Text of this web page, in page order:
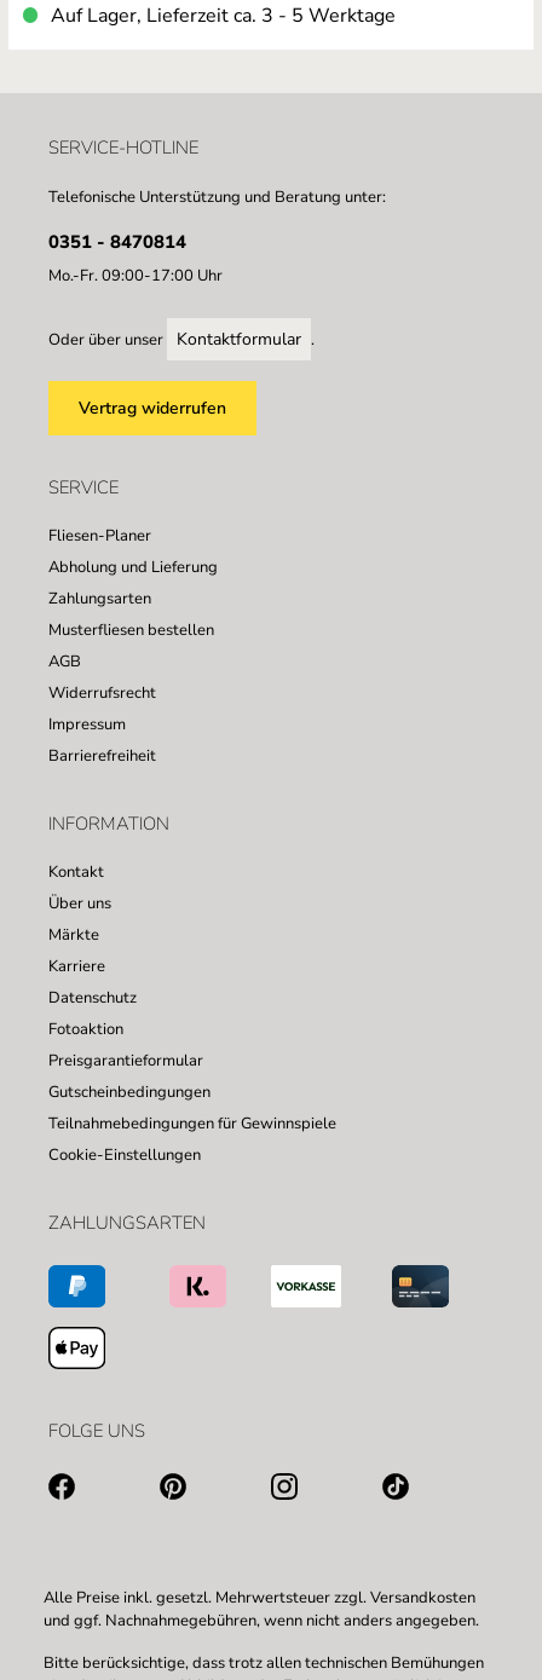
Auf Lager, Lieferzeit ca. 3 - 5 Werktage
SERVICE-HOTLINE
Telefonische Unterstützung und Beratung unter:
0351 - 8470814
Mo.-Fr. 09:00-17:00 Uhr
Oder über unser Kontaktformular .
Vertrag widerrufen
SERVICE
Fliesen-Planer
Abholung und Lieferung
Zahlungsarten
Musterfliesen bestellen
AGB
Widerrufsrecht
Impressum
Barrierefreiheit
INFORMATION
Kontakt
Über uns
Märkte
Karriere
Datenschutz
Fotoaktion
Preisgarantieformular
Gutscheinbedingungen
Teilnahmebedingungen für Gewinnspiele
Cookie-Einstellungen
ZAHLUNGSARTEN
FOLGE UNS
Alle Preise inkl. gesetzl. Mehrwertsteuer zzgl.Versandkosten
und ggf. Nachnahmegebühren, wenn nicht anders angegeben.
Bitte berücksichtige, dass trotz allen technischen Bemühungen